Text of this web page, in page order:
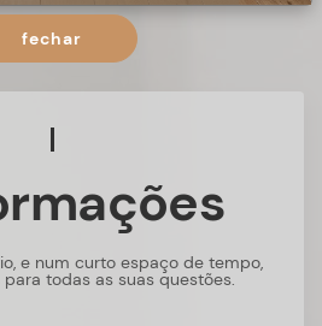
e num curto espaço de tempo,
todas as suas questões.
fechar